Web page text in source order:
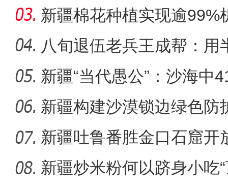
【与你为邻】哈萨克斯坦雪
世纪变
新疆棉花种植实现逾99%
八旬退伍老兵王成帮：用
装
新疆“当代愚公”：沙海中
新疆构建沙漠锁边绿色防
化”到“产
新疆吐鲁番胜金口石窟开
新疆炒米粉何以跻身小吃